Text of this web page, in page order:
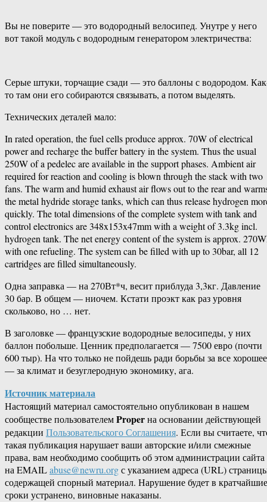
Вы не поверите — это водородный велосипед. Унутре у него
вот такой модуль с водородным генератором электричества:
Серые штуки, торчащие сзади — это баллоны с водородом.
то там они его собираются связывать, а потом выделять.
Технических деталей мало:
In rated operation, the fuel cells produce approx. 70W of electrical
power and recharge the buffer battery in the system. Thus the usual
250W of a pedelec are available in the support phases. Ambient air
required for reaction and cooling is blown through the stack with two
fans. The warm and humid exhaust air flows out to the rear and
the metal hydride storage tanks, which can thus release hydrogen
quickly. The total dimensions of the complete system with tank and
control electronics are 348x153x47mm with a weight of 3.3kg incl.
hydrogen tank. The net energy content of the system is approx.
with one refueling. The system can be filled with up to 30bar, all 12
cartridges are filled simultaneously.
Одна заправка — на 270Вт*ч, весит приблуда 3,3кг. Давление
30 бар. В общем — ниочем. Кстати проэкт как раз уровня
скольково, но … нет.
В заголовке — французские водородные велосипеды, у них
баллон побольше. Ценник предполагается — 7500 евро (почти
600 тыр). На что только не пойдешь ради борьбы за все хорошее
— за климат и безуглеродную экономику, ага.
Источник материала
Настоящий материал самостоятельно опубликован в нашем
сообществе пользователемProperна основании действующей
редакции Пользовательского Соглашения. Если вы считаете,
такая публикация нарушает ваши авторские и/или смежные
права, вам необходимо сообщить об этом администрации сайта
на EMAILabuse@newru.orgс указанием адреса (URL)
содержащей спорный материал. Нарушение будет в кратчайшие
сроки устранено, виновные наказаны.